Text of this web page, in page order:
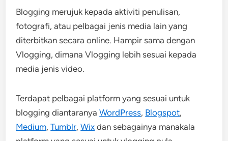
Blogging merujuk kepada aktiviti penulisan,
fotografi, atau pelbagai jenis media lain yang
diterbitkan secara online. Hampir sama dengan
Vlogging, dimana Vlogging lebih sesuai kepada
media jenis video.
Terdapat pelbagai platform yang sesuai untuk
blogging diantaranyaWordPress, Blogspot,
Medium,Tumblr,Wix dan sebagainya manakala